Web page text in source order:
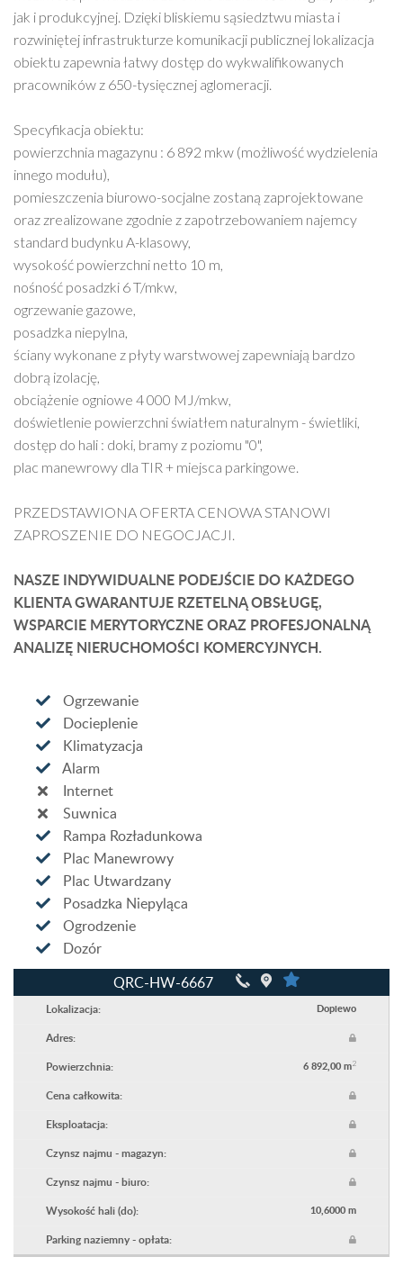
jak i produkcyjnej. Dzięki bliskiemu sąsiedztwu miasta i
rozwiniętej infrastrukturze komunikacji publicznej lokalizacja
obiektu zapewnia łatwy dostęp do wykwalifikowanych
pracowników z 650-tysięcznej aglomeracji.
Specyfikacja obiektu:
powierzchnia magazynu : 6 892 mkw (możliwość wydzielenia
innego modułu),
pomieszczenia biurowo-socjalne zostaną zaprojektowane
oraz zrealizowane zgodnie z zapotrzebowaniem najemcy
standard budynku A-klasowy,
wysokość powierzchni netto 10 m,
nośność posadzki 6 T/mkw,
ogrzewanie gazowe,
posadzka niepylna,
ściany wykonane z płyty warstwowej zapewniają bardzo
dobrą izolację,
obciążenie ogniowe 4 000 MJ/mkw,
doświetlenie powierzchni światłem naturalnym - świetliki,
dostęp do hali : doki, bramy z poziomu "0",
plac manewrowy dla TIR + miejsca parkingowe.​
PRZEDSTAWIONA OFERTA CENOWA STANOWI
ZAPROSZENIE DO NEGOCJACJI.
NASZE INDYWIDUALNE PODEJŚCIE DO KAŻDEGO
KLIENTA GWARANTUJE RZETELNĄ OBSŁUGĘ,
WSPARCIE MERYTORYCZNE ORAZ PROFESJONALNĄ
ANALIZĘ NIERUCHOMOŚCI KOMERCYJNYCH.
Ogrzewanie
Docieplenie
Klimatyzacja
Alarm
Internet
Suwnica
Rampa Rozładunkowa
Plac Manewrowy
Plac Utwardzany
Posadzka Niepyląca
Ogrodzenie
Dozór
QRC-HW-6667
Lokalizacja: Dopiewo
Adres:
Powierzchnia:
6 892,00 m2
Cena całkowita:
Eksploatacja:
Czynsz najmu - magazyn:
Czynsz najmu - biuro:
Wysokość hali (do):
10,6000 m
Parking naziemny - opłata: